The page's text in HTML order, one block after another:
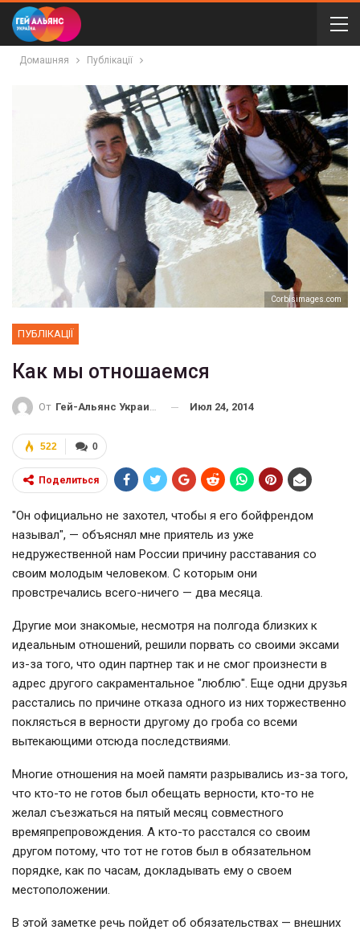
Домашняя Публікації
Сorbisimages.com
ПУБЛІКАЦІЇ
Как мы отношаемся
От Гей-Альянс Украина Июл 24, 2014
0
522
Поделиться
"Он официально не захотел, чтобы я его бойфрендом
называл", — объяснял мне приятель из уже
недружественной нам России причину расставания со
своим молодым человеком. С которым они
провстречались всего-ничего — два месяца.
Другие мои знакомые, несмотря на полгода близких к
идеальным отношений, решили порвать со своими эксами
из-за того, что один партнер так и не смог произнести в
адрес другого сакраментальное "люблю". Еще одни друзья
расстались по причине отказа одного из них торжественно
поклясться в верности другому до гроба со всеми
вытекающими отсюда последствиями.
Многие отношения на моей памяти разрывались из-за того,
что кто-то не готов был обещать верности, кто-то не
желал съезжаться на пятый месяц совместного
времяпрепровождения. А кто-то расстался со своим
другом потому, что тот не готов был в обязательном
порядке, как по часам, докладывать ему о своем
местоположении.
В этой заметке речь пойдет об обязательствах — внешних